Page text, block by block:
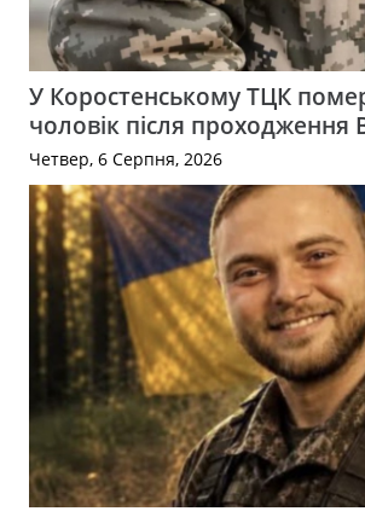
У Коростенському ТЦК
чоловік після проходження
Четвер, 6 Серпня, 2026